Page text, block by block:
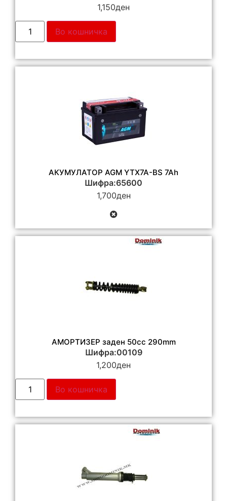
1,150ден
Во кошничка
АКУМУЛАТОР AGM YTX7A-BS 7Ah
Шифра:65600
1,700ден
АМОРТИЗЕР заден 50сс 290mm
Шифра:00109
1,200ден
Во кошничка